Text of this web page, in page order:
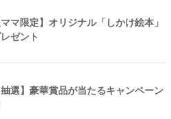
ママ限定】オリジナル「しかけ絵本」
ゼント
抽選】豪華賞品が当たるキャンペーン